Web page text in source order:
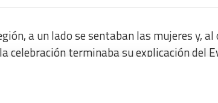
a un lado se sentaban las mujeres y,
celebración terminaba su explicación del
todos los fallecidos